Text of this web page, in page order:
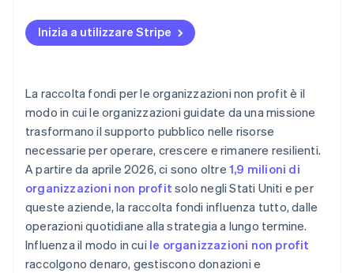
Inizia a utilizzare Stripe
La raccolta fondi per le organizzazioni non profit è il
modo in cui le organizzazioni guidate da una missione
trasformano il supporto pubblico nelle risorse
necessarie per operare, crescere e rimanere resilienti.
A partire da aprile 2026, ci sono oltre 1,9 milioni di
organizzazioni non profit solo negli Stati Uniti e per
queste aziende, la raccolta fondi influenza tutto, dalle
operazioni quotidiane alla strategia a lungo termine.
Influenza il modo in cui le organizzazioni non profit
raccolgono denaro, gestiscono donazioni e